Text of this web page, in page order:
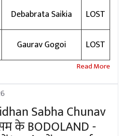
Debabrata Saikia
LOST
Gaurav Gogoi LOST
Sabha Chunav
के BODOLAND -